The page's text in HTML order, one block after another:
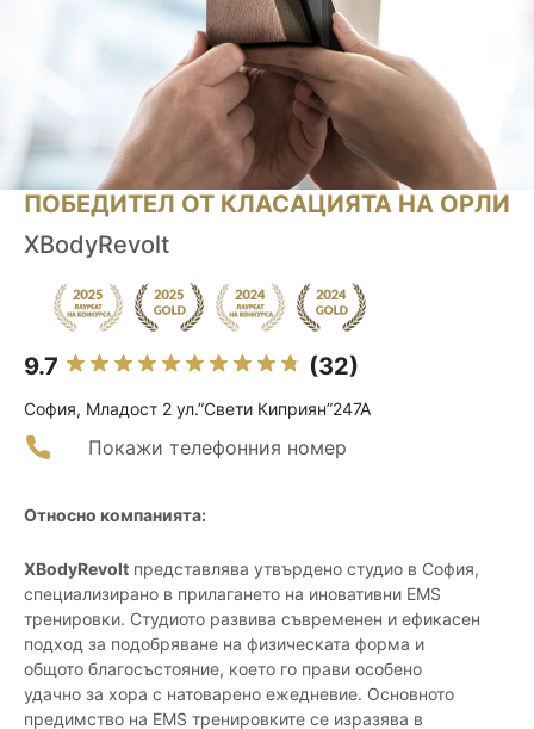
ПОБЕДИТЕЛ ОТ КЛАСАЦИЯТА НА ОРЛИ
XBodyRevolt
9.7 (32)
София, Младост 2 ул.”Свети Киприян”247А
Покажи телефонния номер
Относно компанията:
XBodyRevolt представлява утвърдено студио в София,
специализирано в прилагането на иновативни EMS
тренировки. Студиото развива съвременен и ефикасен
подход за подобряване на физическата форма и
общото благосъстояние, което го прави особено
удачно за хора с натоварено ежедневие. Основното
предимство на EMS тренировките се изразява в